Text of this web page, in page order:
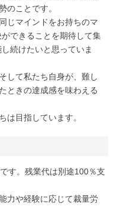
のことです。
じマインドをお持ちのマ
できることを期待して集
続けたいと思っていま
して私たち自身が、難し
ときの達成感を味わえる
は目指しています。
す。残業代は別途100％支
力や経験に応じて裁量労